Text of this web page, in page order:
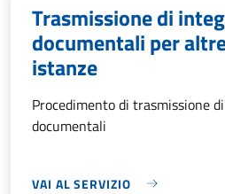
Trasmissione di
documentali per
istanze
Procedimento di trasmissione
documentali
VAI AL SERVIZIO